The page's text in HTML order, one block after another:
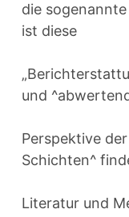
die
ist diese
und
Perspektive
Schichten^
Literatur und